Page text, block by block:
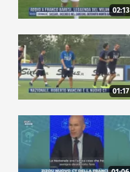
02:13
01:17